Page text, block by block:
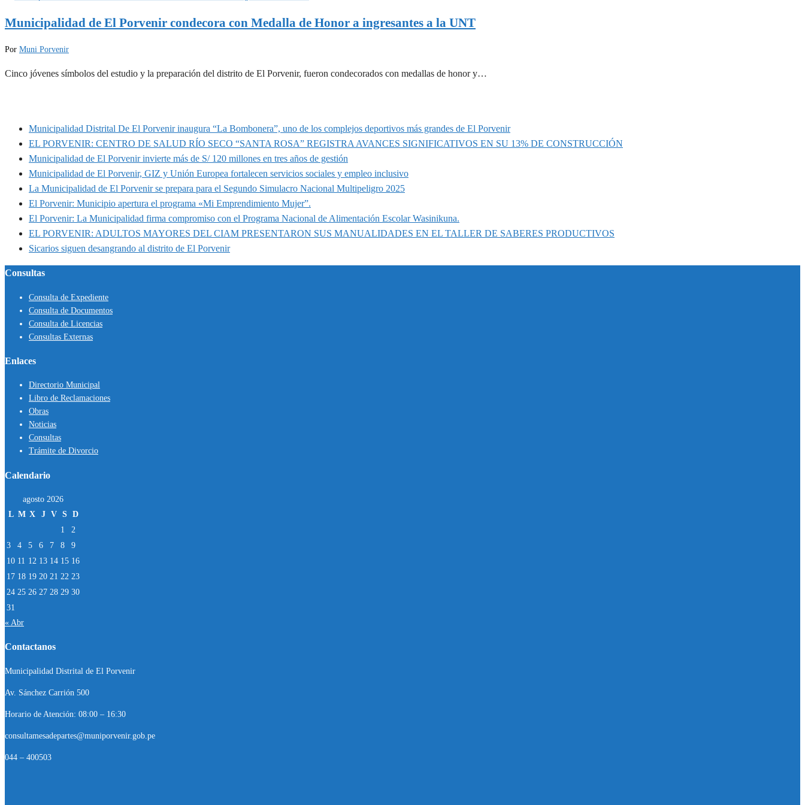
Municipalidad de El Porvenir condecora con Medalla de Honor a ingresantes a la UNT
Por Muni Porvenir
Cinco jóvenes símbolos del estudio y la preparación del distrito de El Porvenir, fueron condecorados con medallas de honor y…
Municipalidad Distrital De El Porvenir inaugura “La Bombonera”, uno de los complejos deportivos más grandes de El Porvenir
EL PORVENIR: CENTRO DE SALUD RÍO SECO “SANTA ROSA” REGISTRA AVANCES SIGNIFICATIVOS EN SU 13% DE CONSTRUCCIÓN
Municipalidad de El Porvenir invierte más de S/ 120 millones en tres años de gestión
Municipalidad de El Porvenir, GIZ y Unión Europea fortalecen servicios sociales y empleo inclusivo
La Municipalidad de El Porvenir se prepara para el Segundo Simulacro Nacional Multipeligro 2025
El Porvenir: Municipio apertura el programa «Mi Emprendimiento Mujer”.
El Porvenir: La Municipalidad firma compromiso con el Programa Nacional de Alimentación Escolar Wasinikuna.
EL PORVENIR: ADULTOS MAYORES DEL CIAM PRESENTARON SUS MANUALIDADES EN EL TALLER DE SABERES PRODUCTIVOS
Sicarios siguen desangrando al distrito de El Porvenir
Consultas
Consulta de Expediente
Consulta de Documentos
Consulta de Licencias
Consultas Externas
Enlaces
Directorio Municipal
Libro de Reclamaciones
Obras
Noticias
Consultas
Trámite de Divorcio
Calendario
agosto 2026
L M X J V S D
1
2
3
4 5 6 7 8
9
10 11 12 13 14 15 16
17 18 19 20 21 22 23
24 25 26 27 28 29 30
31
« Abr
Contactanos
Municipalidad Distrital de El Porvenir
Av. Sánchez Carrión 500
Horario de Atención: 08:00 – 16:30
consultamesadepartes@muniporvenir.gob.pe
044 – 400503